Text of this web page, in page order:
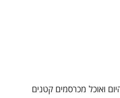
ואוכל מכרסמים קטנים